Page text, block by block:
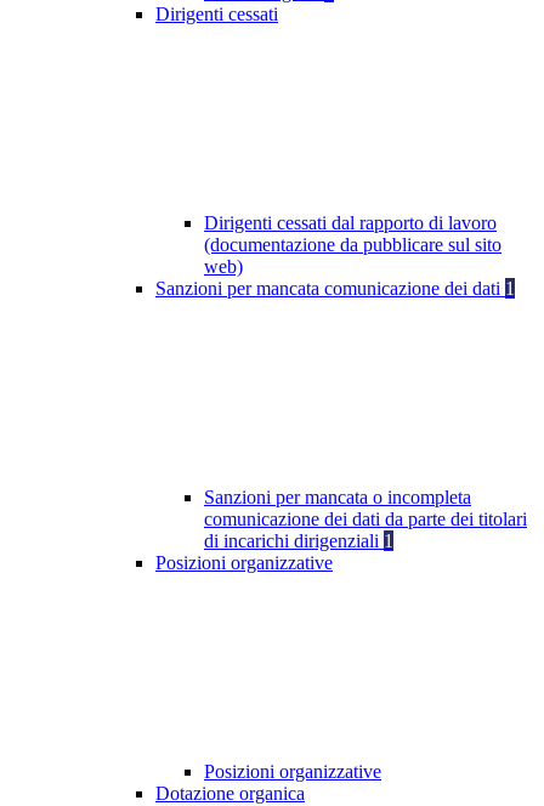
Dirigenti cessati
Dirigenti cessati dal rapporto di lavoro
(documentazione da pubblicare sul sito
web)
Sanzioni per mancata comunicazione dei dati 1
Sanzioni per mancata o incompleta
comunicazione dei dati da parte dei titolari
di incarichi dirigenziali 1
Posizioni organizzative
Posizioni organizzative
Dotazione organica